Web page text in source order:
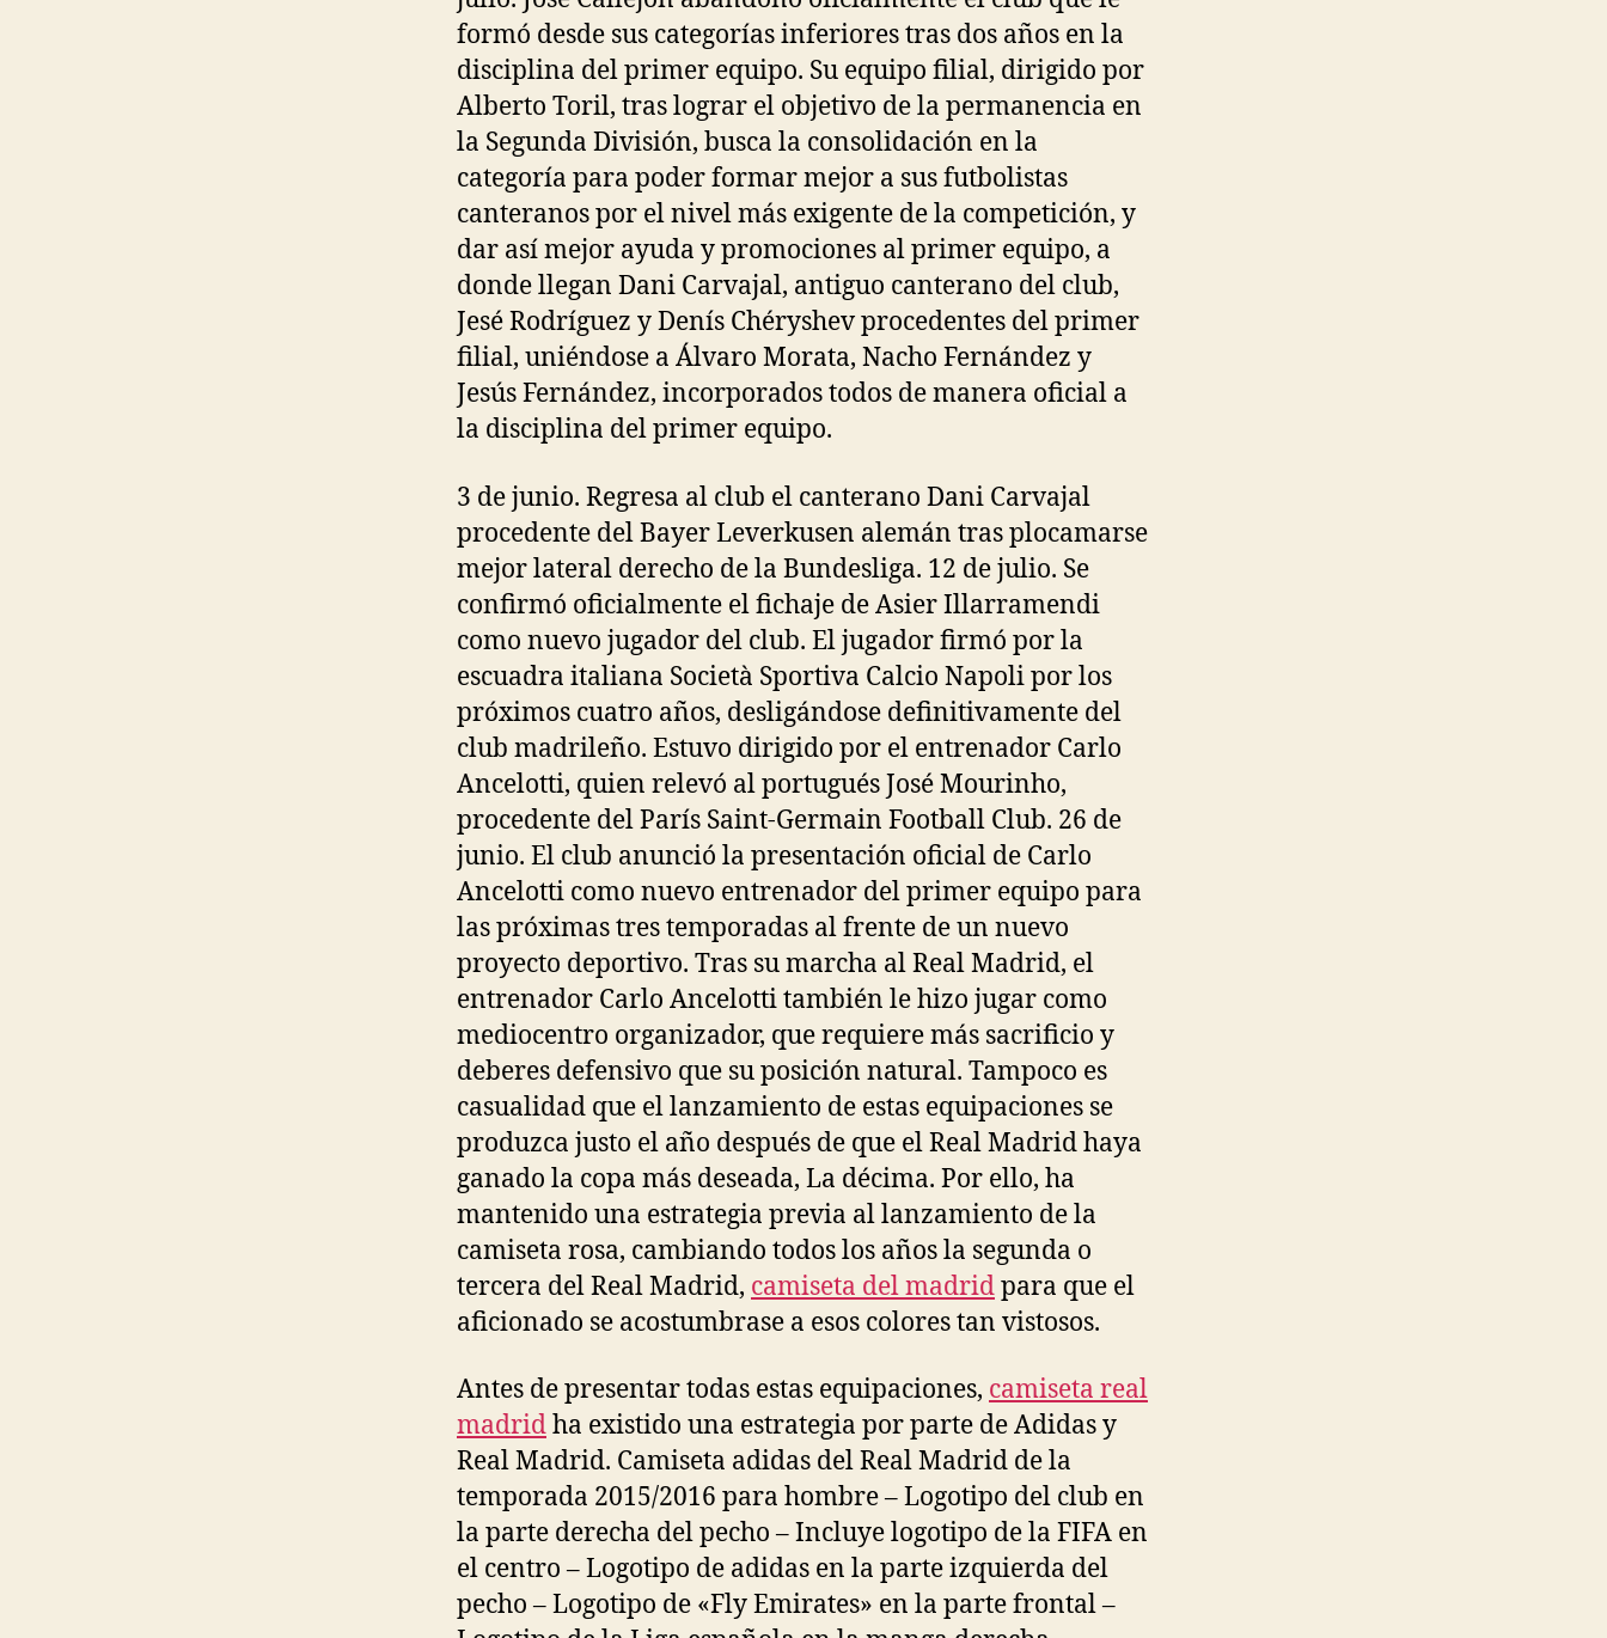
formó desde sus categorías inferiores tras dos años en la
disciplina del primer equipo. Su equipo filial, dirigido por
Alberto Toril, tras lograr el objetivo de la permanencia en
la Segunda División, busca la consolidación en la
categoría para poder formar mejor a sus futbolistas
canteranos por el nivel más exigente de la competición, y
dar así mejor ayuda y promociones al primer equipo, a
donde llegan Dani Carvajal, antiguo canterano del club,
Jesé Rodríguez y Denís Chéryshev procedentes del primer
filial, uniéndose a Álvaro Morata, Nacho Fernández y
Jesús Fernández, incorporados todos de manera oficial a
la disciplina del primer equipo.
3 de junio. Regresa al club el canterano Dani Carvajal
procedente del Bayer Leverkusen alemán tras plocamarse
mejor lateral derecho de la Bundesliga. 12 de julio. Se
confirmó oficialmente el fichaje de Asier Illarramendi
como nuevo jugador del club. El jugador firmó por la
escuadra italiana Società Sportiva Calcio Napoli por los
próximos cuatro años, desligándose definitivamente del
club madrileño. Estuvo dirigido por el entrenador Carlo
Ancelotti, quien relevó al portugués José Mourinho,
procedente del París Saint-Germain Football Club. 26 de
junio. El club anunció la presentación oficial de Carlo
Ancelotti como nuevo entrenador del primer equipo para
las próximas tres temporadas al frente de un nuevo
proyecto deportivo. Tras su marcha al Real Madrid, el
entrenador Carlo Ancelotti también le hizo jugar como
mediocentro organizador, que requiere más sacrificio y
deberes defensivo que su posición natural. Tampoco es
casualidad que el lanzamiento de estas equipaciones se
produzca justo el año después de que el Real Madrid haya
ganado la copa más deseada, La décima. Por ello, ha
mantenido una estrategia previa al lanzamiento de la
camiseta rosa, cambiando todos los años la segunda o
tercera del Real Madrid, camiseta del madridpara que el
aficionado se acostumbrase a esos colores tan vistosos.
Antes de presentar todas estas equipaciones, camiseta real
madridha existido una estrategia por parte de Adidas y
Real Madrid. Camiseta adidas del Real Madrid de la
temporada 2015/2016 para hombre – Logotipo del club en
la parte derecha del pecho – Incluye logotipo de la FIFA en
el centro – Logotipo de adidas en la parte izquierda del
pecho – Logotipo de «Fly Emirates» en la parte frontal –